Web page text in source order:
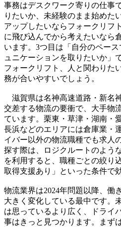
事務はデスクワーク寄りの仕事
りたいか、未経験のまま始めた
アップしたいならフォークリフ
に飛び込んでから考えたいなら
います。3つ目は「自分のペー
ュニケーションを取りたいか」
フォークリフト、人と関わりた
務が合いやすいでしょう。
滋賀県は名神高速道路・新名
交差する物流の要衝で、大手物
ています。栗東・草津・湖南・
長浜などのエリアには倉庫業・
イバー以外の物流職種でも求人
探す際は、ロジクルートのよう
を利用すると、職種ごとの絞り
取得支援あり」といった条件で
物流業界は2024年問題以降、働
大きく変化している最中です。
は思っているより広く、ドライ
事はきっと見つかります。まず